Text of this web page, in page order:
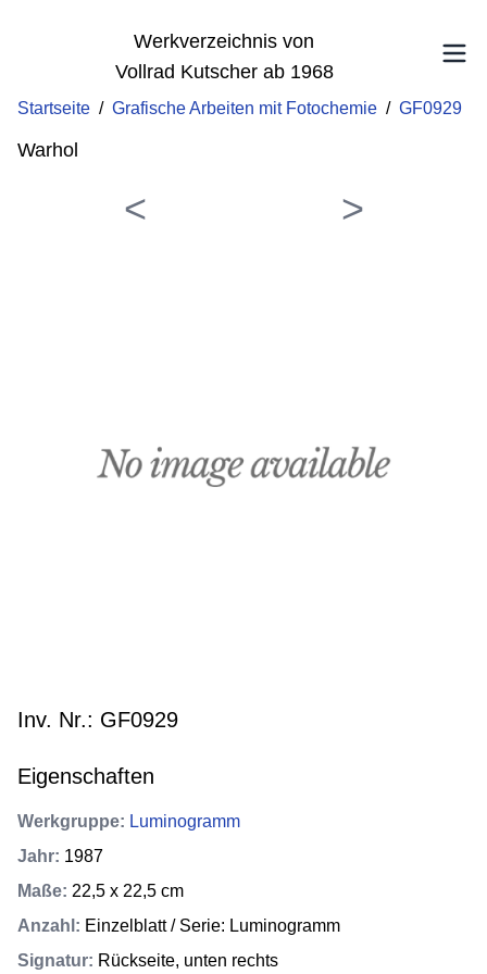
Werkverzeichnis von
Vollrad Kutscher ab 1968
Startseite / Grafische Arbeiten mit Fotochemie / GF0929
Warhol
Inv. Nr.: GF0929
Eigenschaften
Werkgruppe: Luminogramm
Jahr: 1987
Maße: 22,5 x 22,5 cm
Anzahl : Einzelblatt / Serie: Luminogramm
Signatur: Rückseite, unten rechts
< >